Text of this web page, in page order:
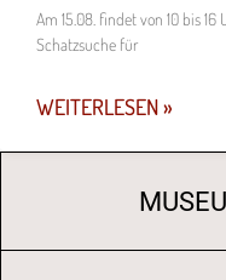
Am 15.08. findet von 10 bis
Schatzsuche für
WEITERLESEN »